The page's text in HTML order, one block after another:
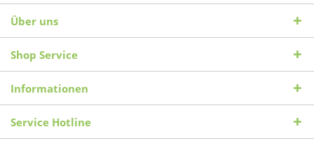
Über uns
Shop Service
Informationen
Service Hotline